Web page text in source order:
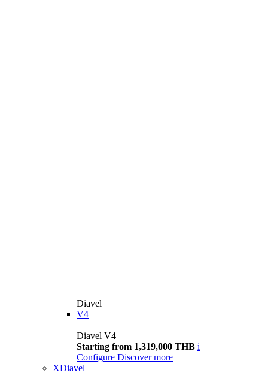
Diavel
V4
Diavel V4
Starting from 1,319,000 THB i
Configure Discover more
XDiavel